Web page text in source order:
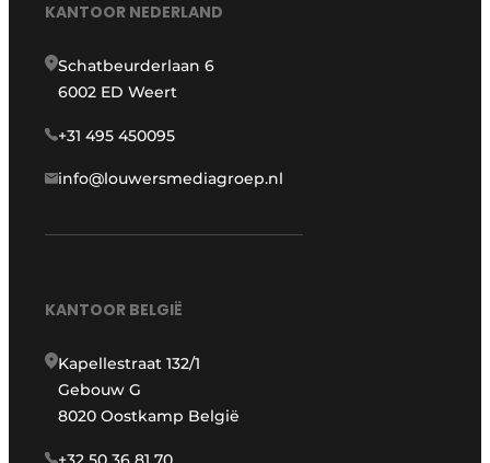
KANTOOR NEDERLAND
Schatbeurderlaan 6
6002 ED Weert
+31 495 450095
info@louwersmediagroep.nl
KANTOOR BELGIË
Kapellestraat 132/1
Gebouw G
8020 Oostkamp België